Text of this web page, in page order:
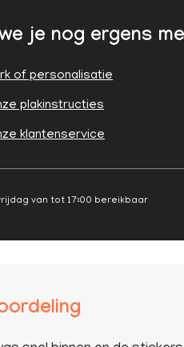
je nog ergens
of personalisatie
plakinstructies
klantenservice
van tot 17:00 bereikbaar